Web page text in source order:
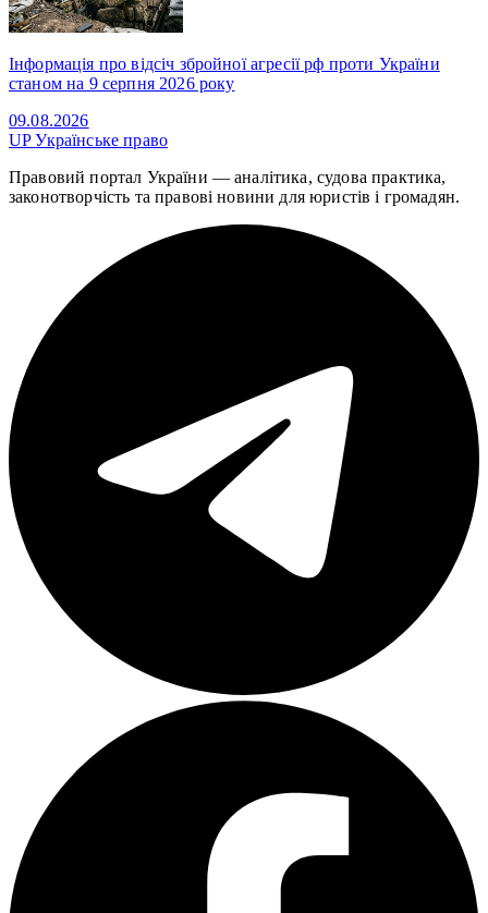
Інформація про відсіч збройної агресії рф проти України
станом на 9 серпня 2026 року
09.08.2026
UPУкраїнське право
Правовий портал України — аналітика, судова практика,
законотворчість та правові новини для юристів і громадян.